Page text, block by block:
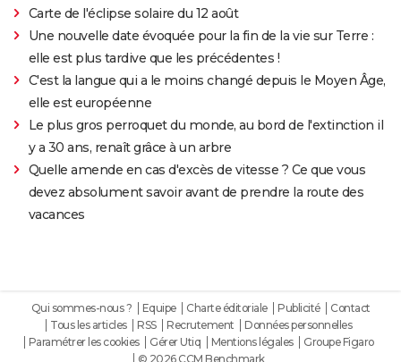
Carte de l'éclipse solaire du 12 août
Une nouvelle date évoquée pour la fin de la vie sur Terre :
elle est plus tardive que les précédentes !
C'est la langue qui a le moins changé depuis le Moyen Âge,
elle est européenne
Le plus gros perroquet du monde, au bord de l'extinction il
y a 30 ans, renaît grâce à un arbre
Quelle amende en cas d'excès de vitesse ? Ce que vous
devez absolument savoir avant de prendre la route des
vacances
Qui sommes-nous ? Equipe Charte éditoriale Publicité
Contact
Tous les articles
RSS Recrutement
Données personnelles
Paramétrer les cookies
Gérer Utiq Mentions légales
Groupe Figaro
© 2026 CCM Benchmark